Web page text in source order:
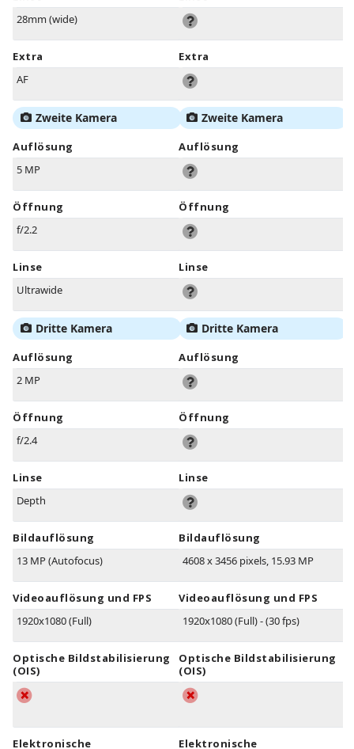
28mm (wide)
Extra
AF
Zweite Kamera
Auflösung
5 MP
Öffnung
f/2.2
Linse
Ultrawide
Dritte Kamera
Auflösung
2 MP
Öffnung
f/2.4
Linse
Depth
Bildauflösung
13 MP (Autofocus)
Videoauflösung und FPS
1920x1080 (Full)
Optische Bildstabilisierung
(OIS)
Elektronische
Extra
Zweite Kamera
Auflösung
Öffnung
Linse
Dritte Kamera
Auflösung
Öffnung
Linse
Bildauflösung
4608 x 3456 pixels, 15.93 MP
Videoauflösung und FPS
1920x1080 (Full) - (30 fps)
Optische Bildstabilisierung
(OIS)
Elektronische